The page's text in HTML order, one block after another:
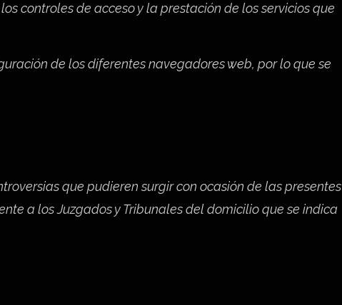
controles de acceso y la prestación de los servicios que
de los diferentes navegadores web, por lo que se
que pudieren surgir con ocasión de las presentes
a los Juzgados y Tribunales del domicilio que se indica